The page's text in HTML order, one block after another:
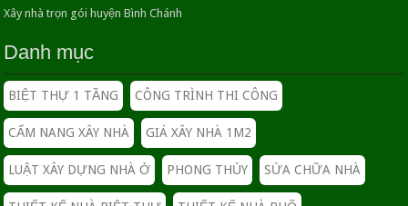
Tổng quan về thiết kế mẫu nhà phố 5 tầng đẹp hiện
Phụ nữ mang thai Nên hay không nên động thổ?
Mẫu nhà 3 tầng mặt tiền 6m Xu hướng thiết kế hiện
đại và sang trọng
Xây nhà trọn gói huyện Bình Chánh
Danh mục
BIỆT THỰ 1 TẦNG CÔNG TRÌNH THI CÔNG
CẨM NANG XÂY NHÀ GIÁ XÂY NHÀ 1M2
LUẬT XÂY DỰNG NHÀ Ở PHONG THỦY SỬA CHỮA NHÀ